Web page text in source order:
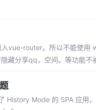
vue-router。所以不能使
藏分享qq，空间。等功能不
History Mode 的 SPA 应用